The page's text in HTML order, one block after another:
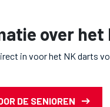
over het
in voor het NK darts
DE SENIOREN